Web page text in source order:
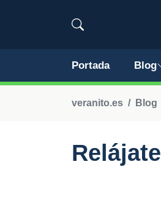
Portada Blog
veranito.es Blog